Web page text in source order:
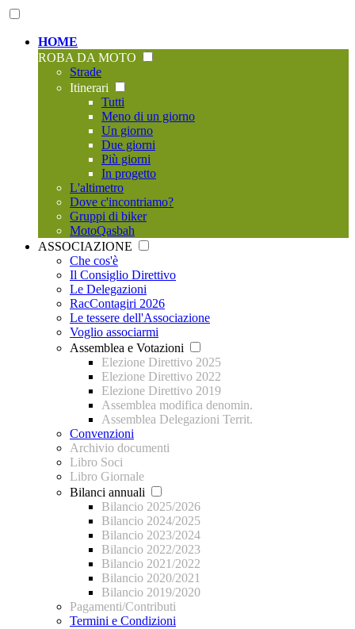
HOME
ROBA DA MOTO
Strade
Itinerari
Tutti
Meno di un giorno
Un giorno
Due giorni
Più giorni
In progetto
L'altimetro
Dove c'incontriamo?
Gruppi di biker
MotoQasbah
ASSOCIAZIONE
Che cos'è
Il Consiglio Direttivo
Le Delegazioni
RacContagiri 2026
Le tessere dell'Associazione
Voglio associarmi
Assemblea e Votazioni
Elezione Direttivo 2025
Elezione Direttivo 2022
Elezione Direttivo 2019
Assemblea modifica denomin.
Assemblea Delegazioni Territ.
Convenzioni
Archivio documenti
Libro Soci
Libro Giornale
Bilanci annuali
Bilancio 2025/2026
Bilancio 2024/2025
Bilancio 2023/2024
Bilancio 2022/2023
Bilancio 2021/2022
Bilancio 2020/2021
Bilancio 2019/2020
Pagamenti/Contributi
Termini e Condizioni